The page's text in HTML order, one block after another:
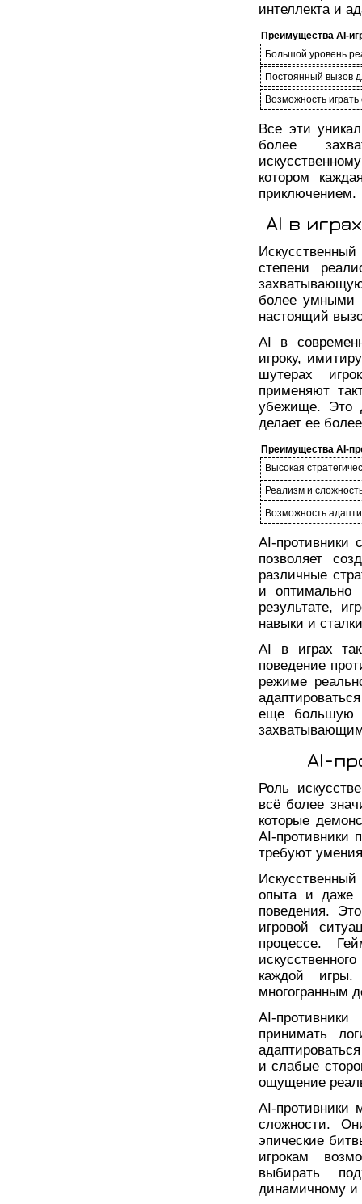
интеллекта и
Преимущества AI-
Большой уровень
Постоянный вызов
Возможность играть
Все эти
более
котором
приключением.
AI в
степени
более умными
настоящий
AI в
игроку,
шутерах
применяют
убежище. Это
делает ее
Преимущества AI-
Высокая
Реализм и
Возможность
AI-
позволяет
различные
и оптимально
результате,
навыки и
AI в играх
поведение
режиме
еще большую
AI-
Роль
всё более
которые
AI-противники
требуют
опыта и даже
поведения.
игровой
процессе.
каждой
многогранным
AI-
принимать
и слабые
ощущение
AI-противники
сложности.
эпические
игрокам
выбирать
динамичному и